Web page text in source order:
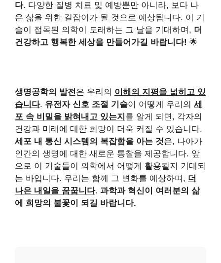
다. 다양한 질병 치료 및 예방뿐만 아니라, 보다 나
은 삶을 위한 길잡이가 될 것으로 예상됩니다. 이 기
술이 접목된 의학이 도래하는 그 날을 기대하며, 더
건강하고 행복한 세상을 만들어가길 바랍니다! 🌟
생명공학의 발전은 우리의 이해의 지평을 넓히고 있
습니다. 유전자 신호 조절 기술이 어떻게 우리의 세
포 속 비밀을 밝혀내고 있는지 를 알게 되면, 각자의
건강과 미래에 대한 희망이 더욱 커질 수 있습니다.
세포 내 통신 시스템의 복잡함을 아는 것은, 나아가
인간의 생명에 대한 새로운 통찰을 제공합니다. 앞
으로 이 기술들이 의학에서 어떻게 활용될지 기대되
는 바입니다. 우리는 함께 그 변화를 예상하며, 더
나은 내일을 꿈꿉니다. 과학과 혁신이 여러분의 삶
에 희망의 불꽃이 되길 바랍니다.